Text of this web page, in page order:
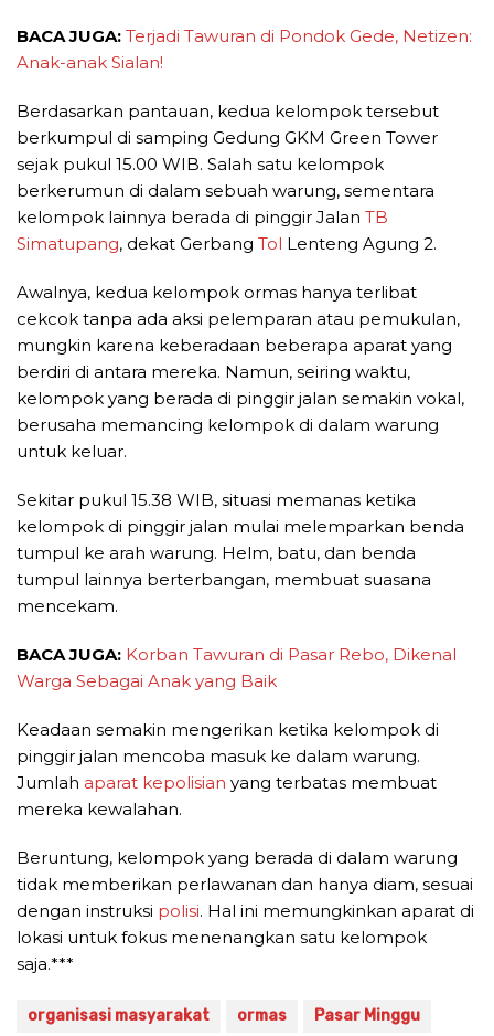
BACA JUGA: Terjadi Tawuran di Pondok Gede, Netizen:
Anak-anak Sialan!
Berdasarkan pantauan, kedua kelompok tersebut
berkumpul di samping Gedung GKM Green Tower
sejak pukul 15.00 WIB. Salah satu kelompok
berkerumun di dalam sebuah warung, sementara
kelompok lainnya berada di pinggir Jalan TB
Simatupang, dekat Gerbang Tol Lenteng Agung 2.
Awalnya, kedua kelompok ormas hanya terlibat
cekcok tanpa ada aksi pelemparan atau pemukulan,
mungkin karena keberadaan beberapa aparat yang
berdiri di antara mereka. Namun, seiring waktu,
kelompok yang berada di pinggir jalan semakin vokal,
berusaha memancing kelompok di dalam warung
untuk keluar.
Sekitar pukul 15.38 WIB, situasi memanas ketika
kelompok di pinggir jalan mulai melemparkan benda
tumpul ke arah warung. Helm, batu, dan benda
tumpul lainnya berterbangan, membuat suasana
mencekam.
BACA JUGA: Korban Tawuran di Pasar Rebo, Dikenal
Warga Sebagai Anak yang Baik
Keadaan semakin mengerikan ketika kelompok di
pinggir jalan mencoba masuk ke dalam warung.
Jumlah aparat kepolisian yang terbatas membuat
mereka kewalahan.
Beruntung, kelompok yang berada di dalam warung
tidak memberikan perlawanan dan hanya diam, sesuai
dengan instruksi polisi. Hal ini memungkinkan aparat di
lokasi untuk fokus menenangkan satu kelompok
saja.***
organisasi masyarakat ormas Pasar Minggu